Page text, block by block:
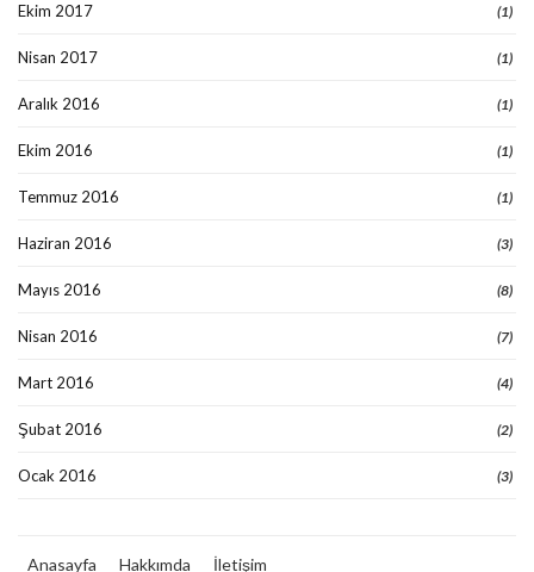
Ekim 2017 (1)
Nisan 2017 (1)
Aralık 2016 (1)
Ekim 2016 (1)
Temmuz 2016 (1)
Haziran 2016 (3)
Mayıs 2016 (8)
Nisan 2016 (7)
Mart 2016 (4)
Şubat 2016 (2)
Ocak 2016 (3)
Anasayfa Hakkımda İletişim